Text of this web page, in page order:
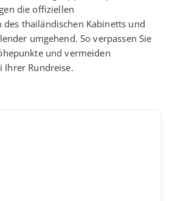
die offiziellen
des thailändischen Kabinetts und
umgehend. So verpassen Sie
und vermeiden
Ihrer Rundreise.